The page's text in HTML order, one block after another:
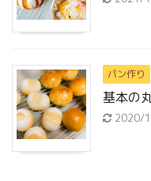
パン作り
基本の
2020/